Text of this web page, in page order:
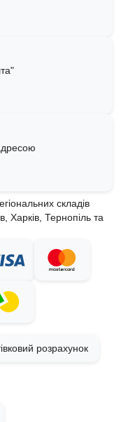
складів
Харків, Тернопіль та
розрахунок